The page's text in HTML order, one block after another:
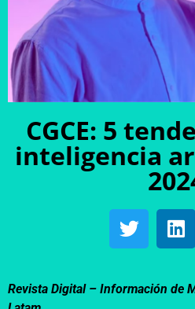
CGCE: 5
inteligencia
Revista Digital – Información de